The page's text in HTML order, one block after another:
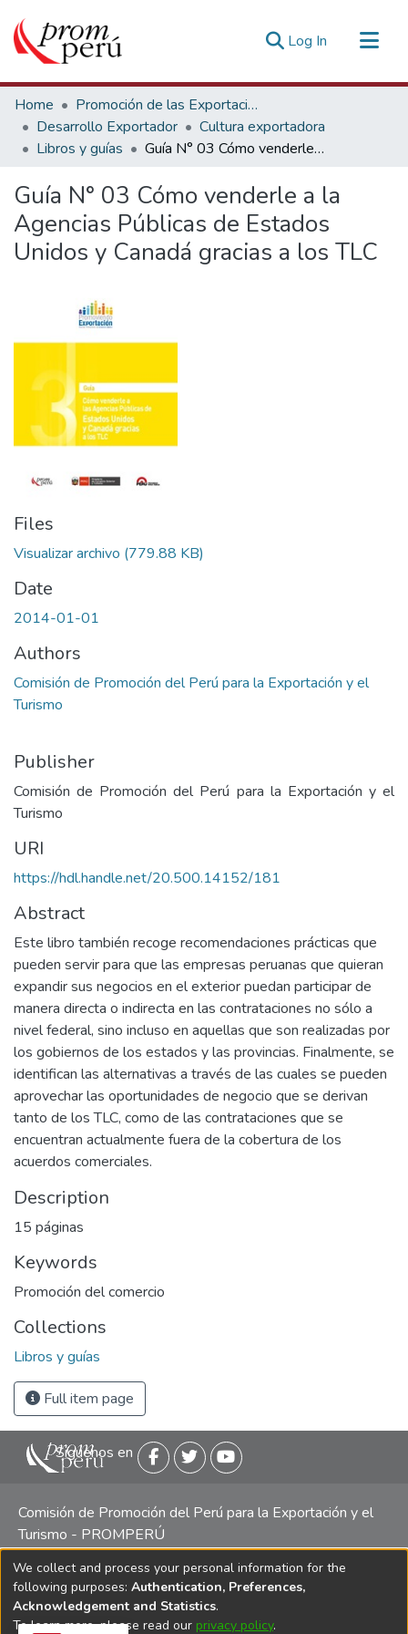
Log In (current)
Communities & Collections
All of DSpace
Statistics
Estadísticas Externas
Home
Promoción de las Exportaciones
Desarrollo Exportador
Cultura exportadora
Libros y guías
Guía N° 03 Cómo venderle a la Agencias Públicas de Estados Unidos y Canadá gracias a los TLC
Guía N° 03 Cómo venderle a la
Agencias Públicas de Estados
Unidos y Canadá gracias a los TLC
Files
Visualizar archivo (779.88 KB)
Date
2014-01-01
Authors
Comisión de Promoción del Perú para la Exportación y el
Turismo
Publisher
Comisión de Promoción del Perú para la Exportación y el
Turismo
URI
https://hdl.handle.net/20.500.14152/181
Abstract
Este libro también recoge recomendaciones prácticas que
pueden servir para que las empresas peruanas que quieran
expandir sus negocios en el exterior puedan participar de
manera directa o indirecta en las contrataciones no sólo a
nivel federal, sino incluso en aquellas que son realizadas por
los gobiernos de los estados y las provincias. Finalmente, se
identifican las alternativas a través de las cuales se pueden
aprovechar las oportunidades de negocio que se derivan
tanto de los TLC, como de las contrataciones que se
encuentran actualmente fuera de la cobertura de los
acuerdos comerciales.
Description
15 páginas
Keywords
Promoción del comercio
Collections
Libros y guías
Full item page
Siguenos en
Comisión de Promoción del Perú para la Exportación y el
Turismo - PROMPERÚ
Central telefónica: (511) 616 7300 / 616 7400 Calle Uno
Oeste 50, Edificio Mincetur, Pisos 13 y 14, San Isidro -
Lima
We collect and process your personal information for the
following purposes: Authentication, Preferences,
Acknowledgement and Statistics.
To learn more, please read our privacy policy.